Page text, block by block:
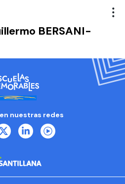
BERSANI-
nuestras redes